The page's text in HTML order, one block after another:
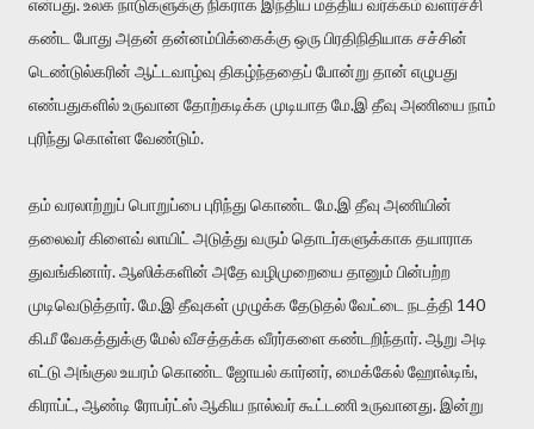
என்பது. உலக நாடுகளுக்கு நிகராக இந்திய மத்திய வர்க்கம் வளர்ச்சி
கண்ட போது அதன் தன்னம்பிக்கைக்கு ஒரு பிரதிநிதியாக சச்சின்
டெண்டுல்கரின் ஆட்டவாழ்வு திகழ்ந்ததைப் போன்று தான் எழுபது
எண்பதுகளில் உருவான தோற்கடிக்க முடியாத மே.இ தீவு அணியை நாம்
புரிந்து கொள்ள வேண்டும்.
தம் வரலாற்றுப் பொறுப்பை புரிந்து கொண்ட மே.இ தீவு அணியின்
தலைவர் கிளைவ் லாயிட் அடுத்து வரும் தொடர்களுக்காக தயாராக
துவங்கினார். ஆஸிக்களின் அதே வழிமுறையை தானும் பின்பற்ற
முடிவெடுத்தார். மே.இ தீவுகள் முழுக்க தேடுதல் வேட்டை நடத்தி 140
கி.மீ வேகத்துக்கு மேல் வீசத்தக்க வீரர்களை கண்டறிந்தார். ஆறு அடி
எட்டு அங்குல உயரம் கொண்ட ஜோயல் கார்னர், மைக்கேல் ஹோல்டிங்,
கிராப்ட், ஆண்டி ரோபர்ட்ஸ் ஆகிய நால்வர் கூட்டணி உருவானது. இன்று